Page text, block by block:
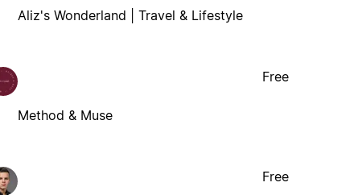
Aliz's Wonderland | Travel & Lifestyle
Method & Muse
Free
Free